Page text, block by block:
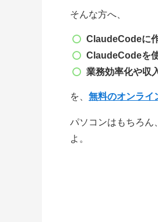
そんな方へ、
ClaudeCodeに
ClaudeCodeを
業務効率化や収
を、 無料のオンライ
パソコンはもちろん、
よ。